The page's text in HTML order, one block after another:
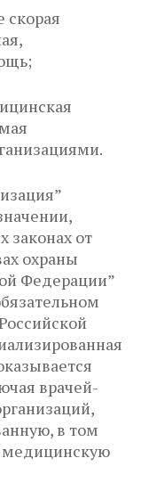
скорая
законах от
охраны
Федерации”
врачей-
в том
медицинскую